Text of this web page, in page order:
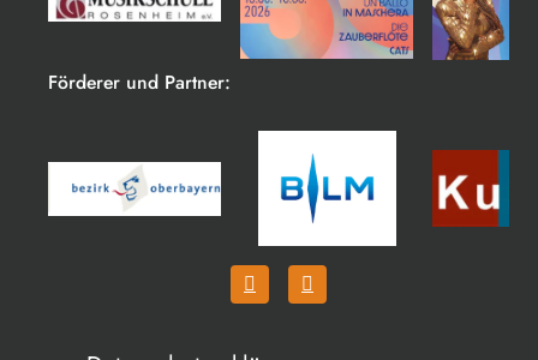
Förderer und Partner: